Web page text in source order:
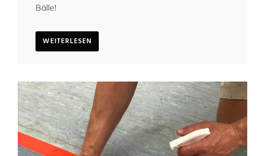
Bälle!
WEITERLESEN